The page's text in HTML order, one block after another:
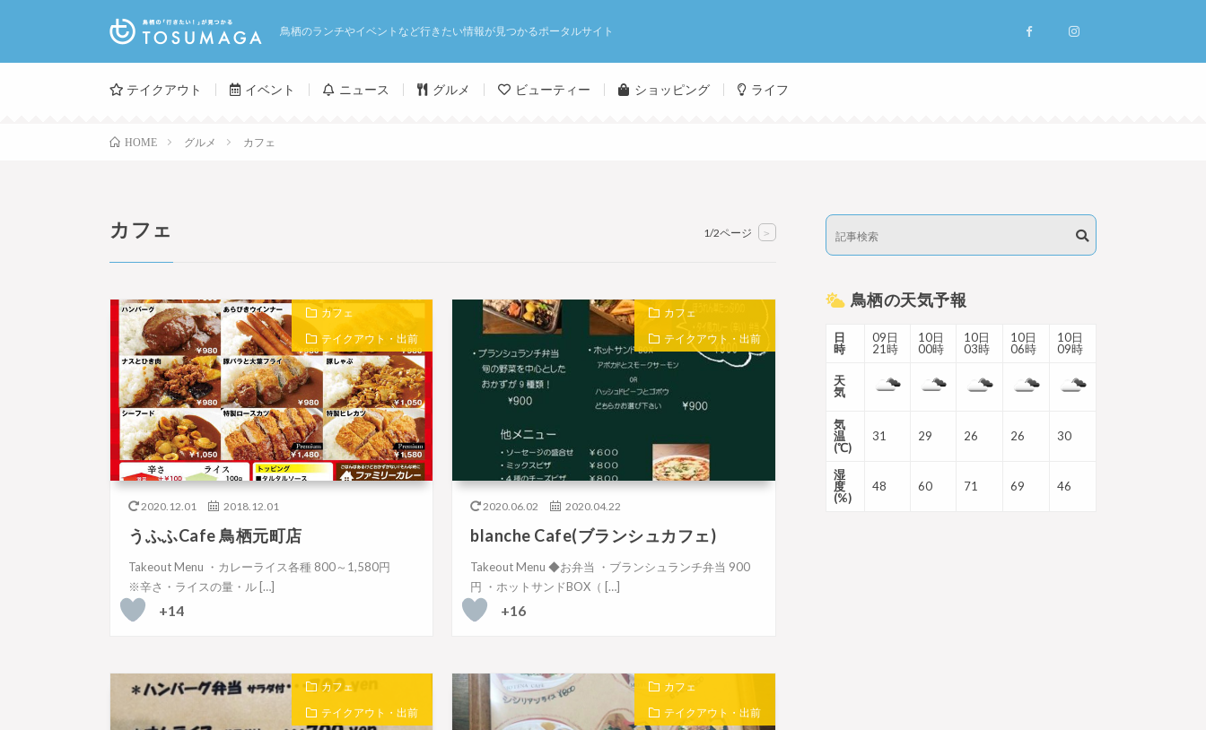
鳥栖のランチやイベントなど行きたい情報が見つかるポータルサイト
テイクアウト イベント ニュース グルメ ビューティー ショッピング ライフ
HOME グルメ カフェ
カフェ 1/2ページ >
カフェ
テイクアウト・出前
2020.12.01 2018.12.01
うふふCafe 鳥栖元町店
Takeout Menu ・カレーライス各種 800～1,580円
※辛さ・ライスの量・ル […]
+14
カフェ
テイクアウト・出前
2020.06.02 2020.04.22
blanche Cafe(ブランシュカフェ)
Takeout Menu ◆お弁当 ・ブランシュランチ弁当 900
円 ・ホットサンドBOX（ […]
+16
カフェ
テイクアウト・出前
カフェ
テイクアウト・出前
鳥栖の天気予報
日
時
09日
21時
10日
00時
10日
03時
10日
06時
10日
09時
天
気
気
温
(℃)
31 29 26 26 30
湿
度
(%)
48 60 71 69 46